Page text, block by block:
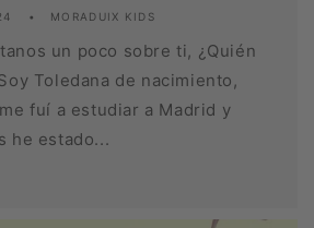
MORADUIX KIDS
un poco sobre ti, ¿Quién
Toledana de nacimiento,
fuí a estudiar a Madrid y
he estado...